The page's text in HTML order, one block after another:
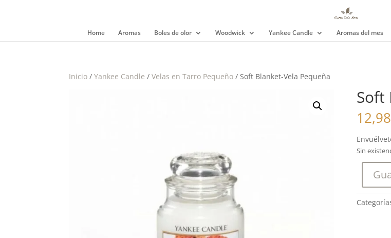
Home Aromas Boles de olor Woodwick Yankee Candle Aromas del mes
Inicio /Yankee Candle /Velas en Tarro Pequeño / Soft Blanket-Vela Pequeña
Soft
12,98
Sin